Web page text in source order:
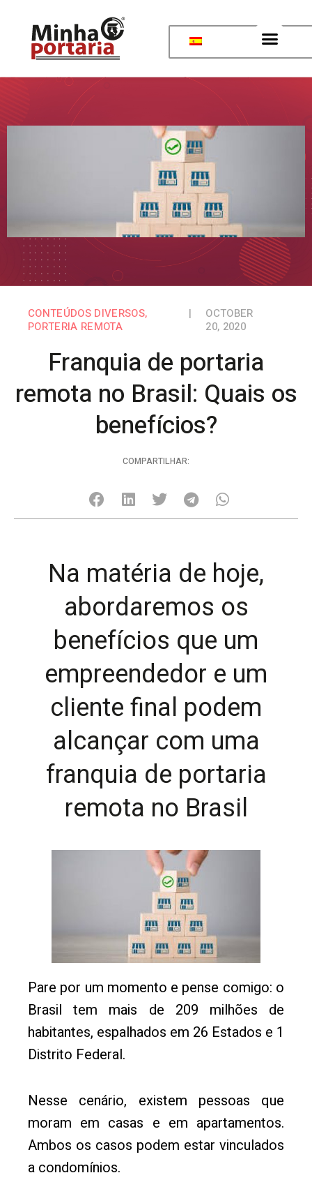
CONTEÚDOS DIVERSOS,
PORTERIA REMOTA
|
OCTOBER
20, 2020
Franquia de portaria
remota no Brasil: Quais os
benefícios?
COMPARTILHAR:
Na matéria de hoje,
abordaremos os
benefícios que um
empreendedor e um
cliente final podem
alcançar com uma
franquia de portaria
remota no Brasil
Pare por um momento e pense comigo: o
Brasil tem mais de 209 milhões de
habitantes, espalhados em 26 Estados e 1
Distrito Federal.
Nesse cenário, existem pessoas que
moram em casas e em apartamentos.
Ambos os casos podem estar vinculados
a condomínios.